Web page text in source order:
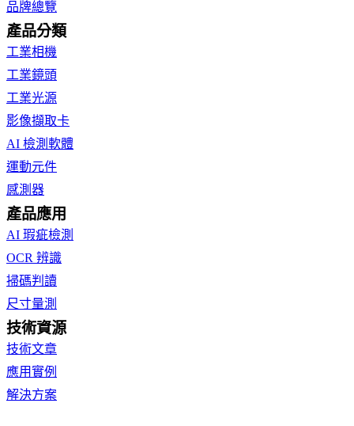
品牌總覽
產品分類
工業相機
工業鏡頭
工業光源
影像擷取卡
AI 檢測軟體
運動元件
感測器
產品應用
AI 瑕疵檢測
OCR 辨識
掃碼判讀
尺寸量測
技術資源
技術文章
應用實例
解決方案